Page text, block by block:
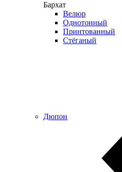
Бархат
Велюр
Однотонный
Принтованный
Стёганый
Дюпон